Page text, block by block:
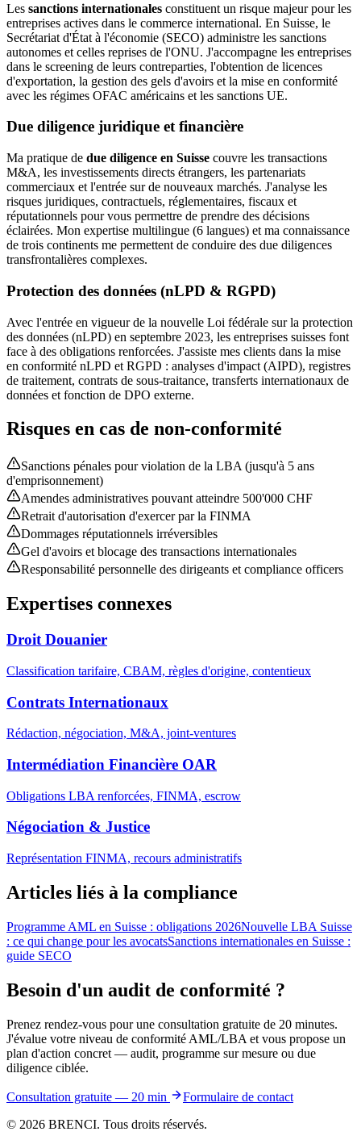
Les sanctions internationales constituent un risque majeur pour les
entreprises actives dans le commerce international. En Suisse, le
Secrétariat d'État à l'économie (SECO) administre les sanctions
autonomes et celles reprises de l'ONU. J'accompagne les entreprises
dans le screening de leurs contreparties, l'obtention de licences
d'exportation, la gestion des gels d'avoirs et la mise en conformité
avec les régimes OFAC américains et les sanctions UE.
Due diligence juridique et financière
Ma pratique de due diligence en Suisse couvre les transactions
M&A, les investissements directs étrangers, les partenariats
commerciaux et l'entrée sur de nouveaux marchés. J'analyse les
risques juridiques, contractuels, réglementaires, fiscaux et
réputationnels pour vous permettre de prendre des décisions
éclairées. Mon expertise multilingue (6 langues) et ma connaissance
de trois continents me permettent de conduire des due diligences
transfrontalières complexes.
Protection des données (nLPD & RGPD)
Avec l'entrée en vigueur de la nouvelle Loi fédérale sur la protection
des données (nLPD) en septembre 2023, les entreprises suisses font
face à des obligations renforcées. J'assiste mes clients dans la mise
en conformité nLPD et RGPD : analyses d'impact (AIPD), registres
de traitement, contrats de sous-traitance, transferts internationaux de
données et fonction de DPO externe.
Risques en cas de non-conformité
Sanctions pénales pour violation de la LBA (jusqu'à 5 ans
d'emprisonnement)
Amendes administratives pouvant atteindre 500'000 CHF
Retrait d'autorisation d'exercer par la FINMA
Dommages réputationnels irréversibles
Gel d'avoirs et blocage des transactions internationales
Responsabilité personnelle des dirigeants et compliance officers
Expertises connexes
Droit Douanier
Classification tarifaire, CBAM, règles d'origine, contentieux
Contrats Internationaux
Rédaction, négociation, M&A, joint-ventures
Intermédiation Financière OAR
Obligations LBA renforcées, FINMA, escrow
Négociation & Justice
Représentation FINMA, recours administratifs
Articles liés à la compliance
Programme AML en Suisse : obligations 2026Nouvelle LBA Suisse
: ce qui change pour les avocatsSanctions internationales en Suisse :
guide SECO
Besoin d'un audit de conformité ?
Prenez rendez-vous pour une consultation gratuite de 20 minutes.
J'évalue votre niveau de conformité AML/LBA et vous propose un
plan d'action concret — audit, programme sur mesure ou due
diligence ciblée.
Consultation gratuite — 20 min
Formulaire de contact
© 2026 BRENCI. Tous droits réservés.